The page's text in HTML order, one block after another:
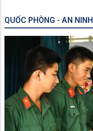
QUỐC PHÒNG - AN NINH